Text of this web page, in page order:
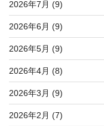
2026年7月 (9)
2026年6月 (9)
2026年5月 (9)
2026年4月 (8)
2026年3月 (9)
2026年2月 (7)